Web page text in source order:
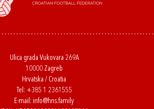
Ulica grada Vukovara 269A
10000 Zagreb
Hrvatska / Croatia
Tel: +385 1 2361555
E-mail: info@hns.family